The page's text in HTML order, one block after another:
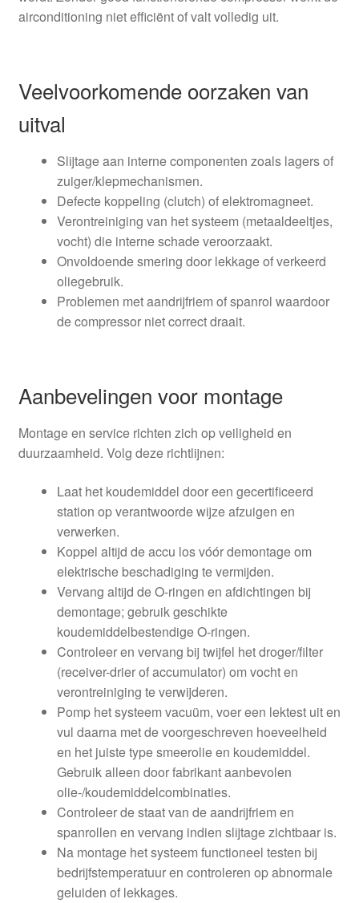
airconditioning niet efficiënt of valt volledig uit.
Veelvoorkomende oorzaken van
uitval
Slijtage aan interne componenten zoals lagers of
zuiger/klepmechanismen.
Defecte koppeling (clutch) of elektromagneet.
Verontreiniging van het systeem (metaaldeeltjes,
vocht) die interne schade veroorzaakt.
Onvoldoende smering door lekkage of verkeerd
oliegebruik.
Problemen met aandrijfriem of spanrol waardoor
de compressor niet correct draait.
Aanbevelingen voor montage
Montage en service richten zich op veiligheid en
duurzaamheid. Volg deze richtlijnen:
Laat het koudemiddel door een gecertificeerd
station op verantwoorde wijze afzuigen en
verwerken.
Koppel altijd de accu los vóór demontage om
elektrische beschadiging te vermijden.
Vervang altijd de O-ringen en afdichtingen bij
demontage; gebruik geschikte
koudemiddelbestendige O-ringen.
Controleer en vervang bij twijfel het droger/filter
(receiver-drier of accumulator) om vocht en
verontreiniging te verwijderen.
Pomp het systeem vacuüm, voer een lektest uit en
vul daarna met de voorgeschreven hoeveelheid
en het juiste type smeerolie en koudemiddel.
Gebruik alleen door fabrikant aanbevolen
olie-/koudemiddelcombinaties.
Controleer de staat van de aandrijfriem en
spanrollen en vervang indien slijtage zichtbaar is.
Na montage het systeem functioneel testen bij
bedrijfstemperatuur en controleren op abnormale
geluiden of lekkages.